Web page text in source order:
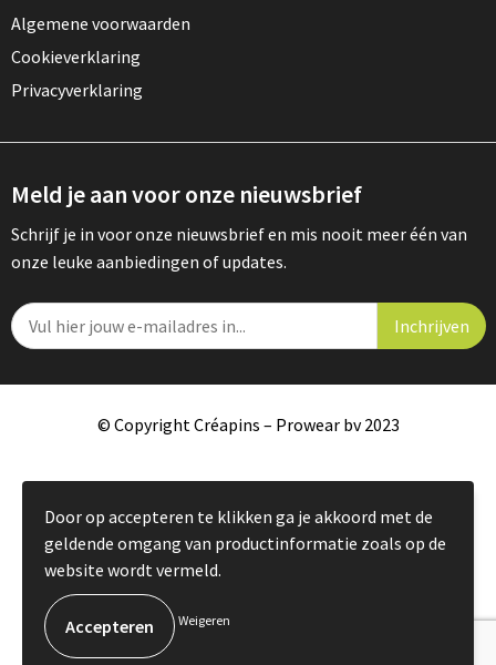
Algemene voorwaarden
Cookieverklaring
Privacyverklaring
Meld je aan voor onze nieuwsbrief
Schrijf je in voor onze nieuwsbrief en mis nooit meer één van
onze leuke aanbiedingen of updates.
© Copyright Créapins – Prowear bv 2023
Door op accepteren te klikken ga je akkoord met de
geldende omgang van productinformatie zoals op de
website wordt vermeld.
Weigeren